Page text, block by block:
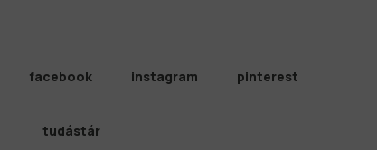
facebook instagram pinterest
tudástár